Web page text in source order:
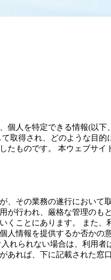
個人を特定できる情報(以下
取得され、どのような目的
ものです。 本ウェブサイ
、その業務の遂行において
が行われ、厳格な管理のも
くことにあります。 また、
人情報を提供するか否かの
れられない場合は、利用者
あれば、下に記載された窓